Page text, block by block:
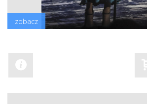
zobacz